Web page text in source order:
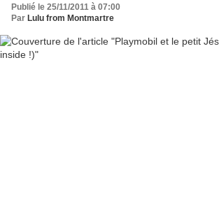
Publié le 25/11/2011 à 07:00
Par Lulu from Montmartre